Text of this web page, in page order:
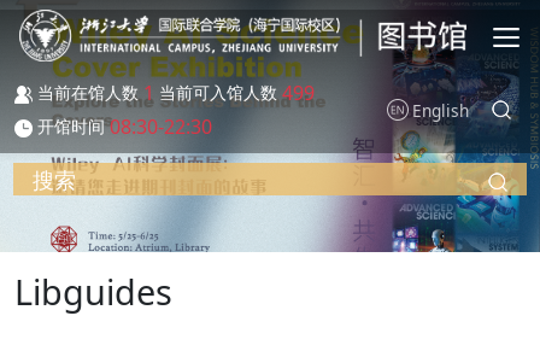
跳转到主要内容
当前在馆人数 1 当前可入馆人数 499
开馆时间 08:30-22:30
English
搜索
Libguides